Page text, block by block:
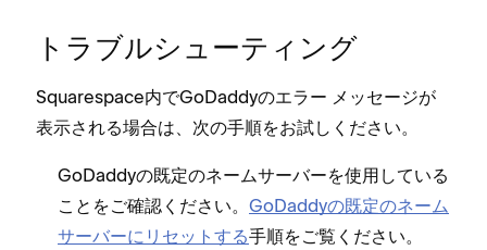
トラブルシ⁠ュ⁠ーテ⁠ィング
Squarespace内でGoDaddyのエラ⁠ー メ⁠ッセ⁠ージが
表示される場合は⁠、次の手順をお試しください⁠。
GoDaddyの既定のネ⁠ームサ⁠ーバ⁠ーを使用している
ことをご確認ください⁠。 GoDaddyの既定のネ⁠ーム
サ⁠ーバ⁠ーにリセ⁠ットする手順をご覧ください⁠。